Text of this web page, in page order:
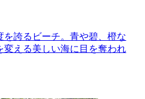
を誇るビーチ。青や碧、橙な
変える美しい海に目を奪われ